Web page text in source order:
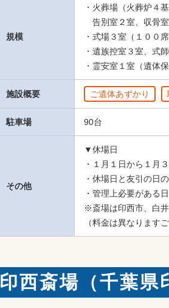
規模
・火葬場（火葬炉４
告別室２室、収骨
・式場３室（１００
・遺族控室３室、式
・霊安室１室（遺体
施設概要 ご遺体あずかり
駐車場 90台
その他
▼休場日
・１月１日から１月
・休場日と友引の日
・管理上必要がある日
※斎場は印西市、白井
（料金は異なります
印西斎場（千葉県